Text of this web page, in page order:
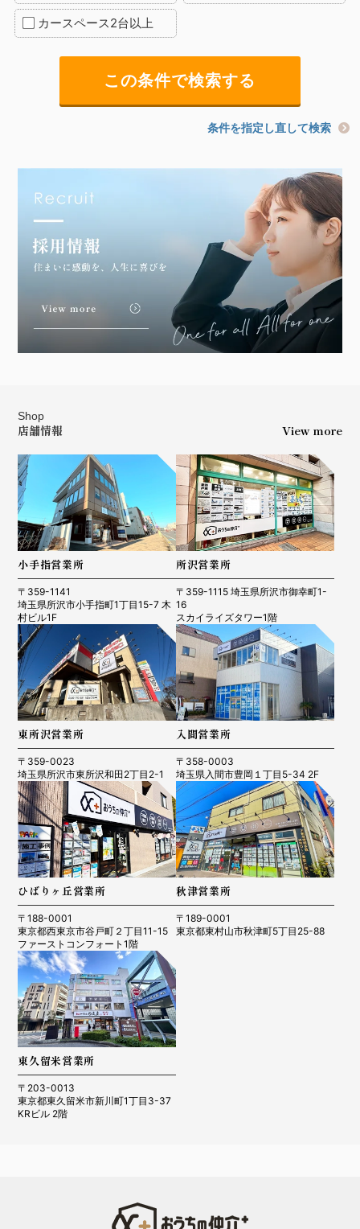
カースペース2台以上
条件を指定し直して検索
Shop
店舗情報 View more
小手指営業所
〒359-1141
埼玉県所沢市小手指町1丁目15-7 木
村ビル1F
所沢営業所
〒359-1115 埼玉県所沢市御幸町1-
16
スカイライズタワー1階
東所沢営業所
〒359-0023
埼玉県所沢市東所沢和田2丁目2-1
入間営業所
〒358-0003
埼玉県入間市豊岡１丁目5-34 2F
ひばりヶ丘営業所
〒188-0001
東京都西東京市谷戸町２丁目11-15
ファーストコンフォート1階
秋津営業所
〒189-0001
東京都東村山市秋津町5丁目25-88
東久留米営業所
〒203-0013
東京都東久留米市新川町1丁目3-37
KRビル 2階